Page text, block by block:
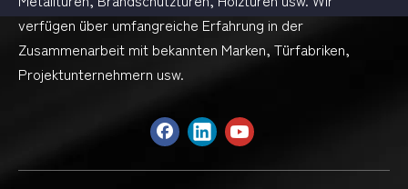
verfügen über umfangreiche Erfahrung in der
Zusammenarbeit mit bekannten Marken, Türfabriken,
Projektunternehmern usw.